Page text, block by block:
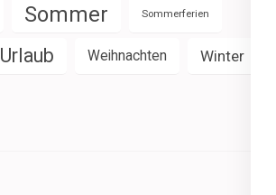
Sommer Sommerferien
Urlaub Weihnachten Winter